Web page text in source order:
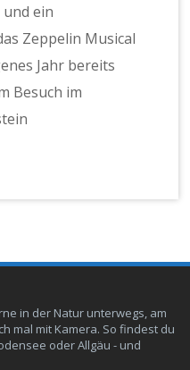
ein
Zeppelin Musical
Jahr bereits
Besuch im
in der Natur unterwegs, am
mal mit Kamera. So findest du
oder Allgäu - und